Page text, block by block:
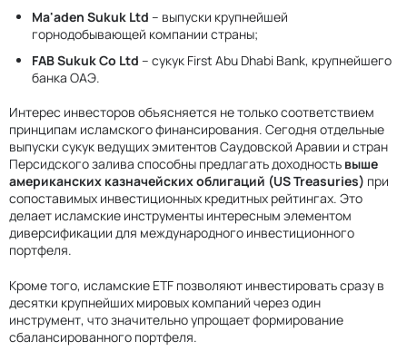
Ma'aden Sukuk Ltd – выпуски крупнейшей
горнодобывающей компании страны;
FAB Sukuk Co Ltd – сукук First Abu Dhabi Bank, крупнейшего
банка ОАЭ.
Интерес инвесторов объясняется не только соответствием
принципам исламского финансирования. Сегодня отдельные
выпуски сукук ведущих эмитентов Саудовской Аравии и стран
Персидского залива способны предлагать доходность выше
американских казначейских облигаций (US Treasuries) при
сопоставимых инвестиционных кредитных рейтингах. Это
делает исламские инструменты интересным элементом
диверсификации для международного инвестиционного
портфеля.
Кроме того, исламские ETF позволяют инвестировать сразу в
десятки крупнейших мировых компаний через один
инструмент, что значительно упрощает формирование
сбалансированного портфеля.